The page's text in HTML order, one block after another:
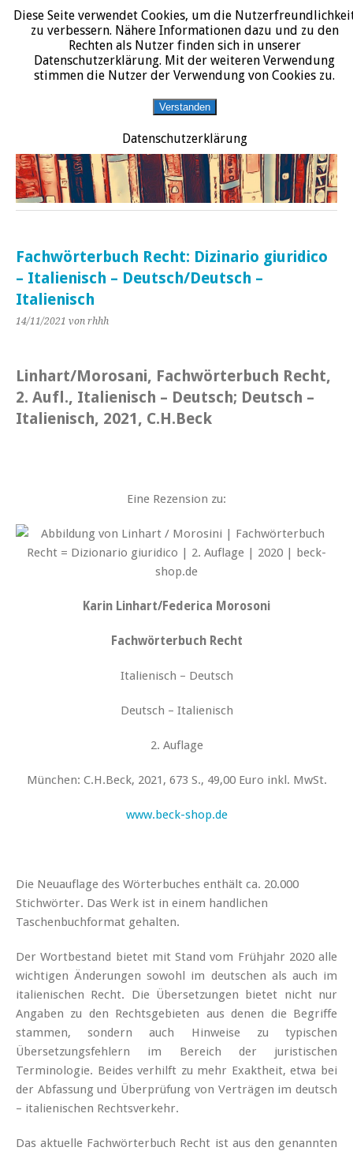
START DATENSCHUTZERKLÄRUNG IMPRESSUM ÜBER JURALIT
JURALIT
Rezensionen juristischer Literatur
Fachwörterbuch Recht: Dizinario giuridico
– Italienisch – Deutsch/Deutsch –
Italienisch
14/11/2021 von rhhh
Linhart/Morosani, Fachwörterbuch Recht,
2. Aufl., Italienisch – Deutsch; Deutsch –
Italienisch, 2021, C.H.Beck
Eine Rezension zu:
Karin Linhart/Federica Morosoni
Fachwörterbuch Recht
Italienisch – Deutsch
Deutsch – Italienisch
2. Auflage
München: C.H.Beck, 2021, 673 S., 49,00 Euro inkl. MwSt.
www.beck-shop.de
Die Neuauflage des Wörterbuches enthält ca. 20.000
Stichwörter. Das Werk ist in einem handlichen
Taschenbuchformat gehalten.
Der Wortbestand bietet mit Stand vom Frühjahr 2020 alle
wichtigen Änderungen sowohl im deutschen als auch im
italienischen Recht. Die Übersetzungen bietet nicht nur
Angaben zu den Rechtsgebieten aus denen die Begriffe
stammen, sondern auch Hinweise zu typischen
Übersetzungsfehlern im Bereich der juristischen
Terminologie. Beides verhilft zu mehr Exaktheit, etwa bei
der Abfassung und Überprüfung von Verträgen im deutsch
– italienischen Rechtsverkehr.
Das aktuelle Fachwörterbuch Recht ist aus den genannten
Diese Seite verwendet Cookies, um die
zu verbessern. Nähere Informationen dazu und zu den
Rechten als Nutzer finden sich in unserer
Datenschutzerklärung. Mit der weiteren Verwendung
stimmen die Nutzer der Verwendung von Cookies zu.
Verstanden
Datenschutzerklärung